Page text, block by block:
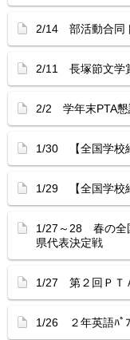
2/14 部活動合同
2/11 長塚節文学
2/2 学年末PTA懇
1/30 【全国学校
1/29 【全国学校
1/27～28 春の全
県代表決定戦
1/27 第２回ＰＴ
1/26 ２年英語ﾊﾟﾌ